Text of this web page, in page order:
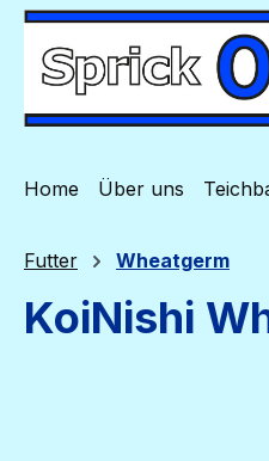
Hauptinhalt springen
Zur Suche springen
Zur Hauptnavigation
Home Über uns
Futter Wheatgerm
KoiNishi